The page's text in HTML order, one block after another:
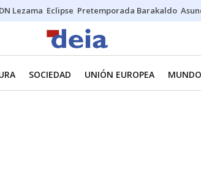
Lezama Eclipse Pretemporada Barakaldo
SOCIEDAD UNIÓN EUROPEA MUNDO